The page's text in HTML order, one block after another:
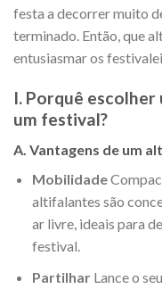
festa a decorrer muito
terminado. Então, que
entusiasmar os
I. Porquê
um festival?
A. Vantagens de um
Mobilidade
altifalantes são
ar livre, ideais para
festival.
PartilharLance o